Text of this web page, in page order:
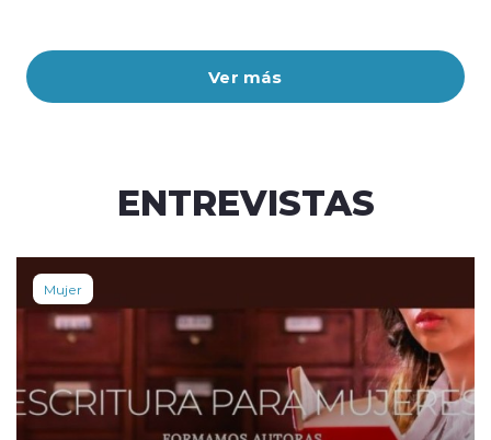
Ver más
ENTREVISTAS
Mujer